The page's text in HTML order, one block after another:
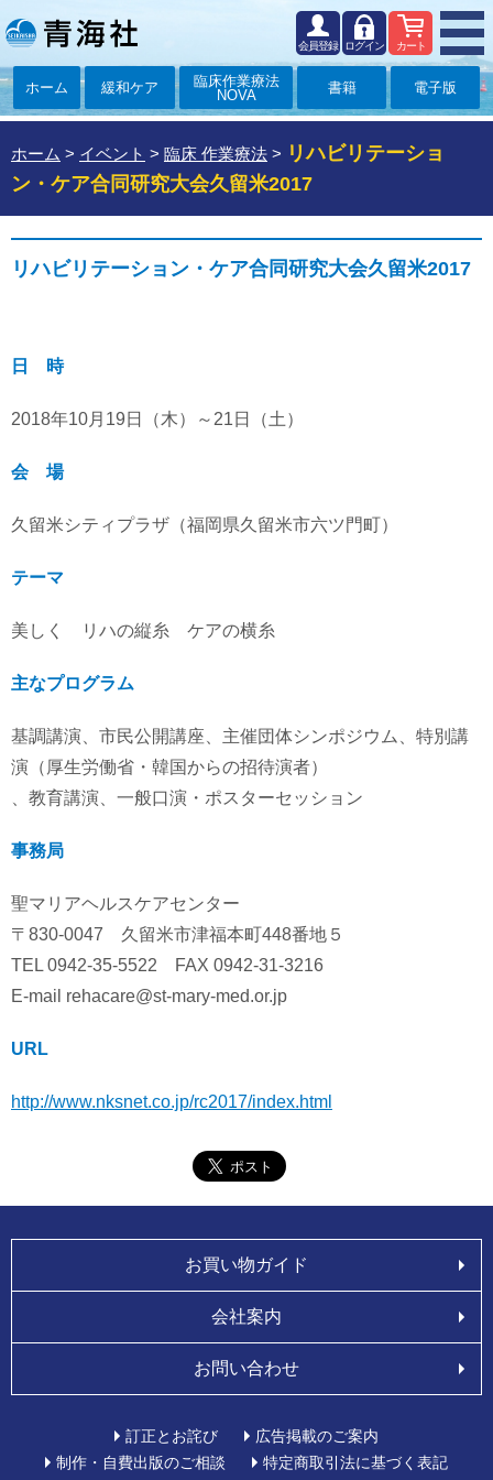
カート
ログイン
会員登録
ホーム 緩和ケア
臨床作業療法
NOVA
書籍 電子版
ホーム > イベント > 臨床 作業療法 > リハビリテーショ
ン・ケア合同研究大会久留米2017
リハビリテーション・ケア合同研究大会久留米2017
日 時
2018年10月19日（木）～21日（土）
会 場
久留米シティプラザ（福岡県久留米市六ツ門町）
テーマ
美しく リハの縦糸 ケアの横糸
主なプログラム
基調講演、市民公開講座、主催団体シンポジウム、特別講
演（厚生労働省・韓国からの招待演者）
、教育講演、一般口演・ポスターセッション
事務局
聖マリアヘルスケアセンター
〒830-0047 久留米市津福本町448番地５
TEL 0942-35-5522 FAX 0942-31-3216
E-mail rehacare@st-mary-med.or.jp
URL
http://www.nksnet.co.jp/rc2017/index.html
お買い物ガイド
会社案内
お問い合わせ
訂正とお詫び
広告掲載のご案内
制作・自費出版のご相談
特定商取引法に基づく表記